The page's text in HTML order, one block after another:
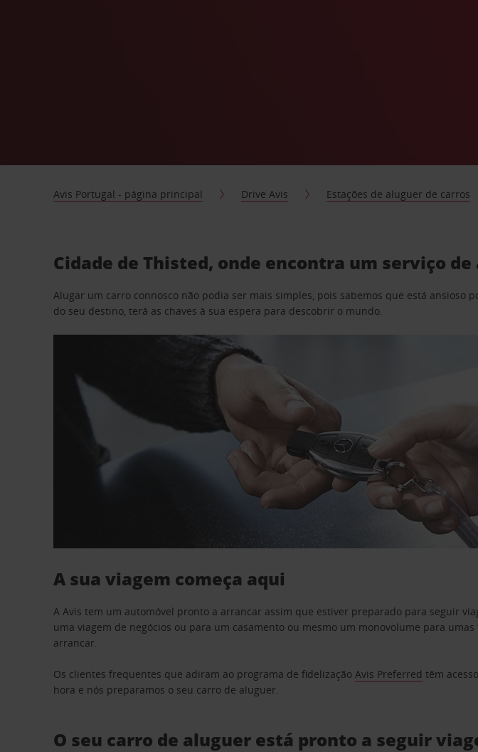
Avis Portugal - página principal Drive Avis Estações de aluguer de carros
Cidade de Thisted, onde encontra um serviço
Alugar um carro connosco não podia ser mais simples, pois sabemos que está
do seu destino, terá as chaves à sua espera para descobrir o mundo.
A sua viagem começa aqui
A Avis tem um automóvel pronto a arrancar assim que estiver preparado para seguir
uma viagem de negócios ou para um casamento ou mesmo um monovolume para
arrancar.
Os clientes frequentes que adiram ao programa de fidelizaçãoAvis Preferred têm
hora e nós preparamos o seu carro de aluguer.
O seu carro de aluguer está pronto a seguir